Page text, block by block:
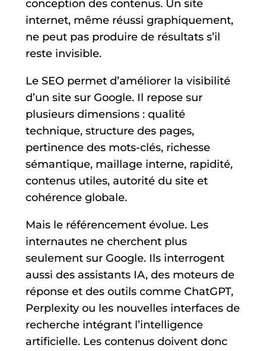
conception des contenus. Un site
internet, même réussi graphiquement,
ne peut pas produire de résultats s’il
reste invisible.
Le SEO permet d’améliorer la visibilité
d’un site sur Google. Il repose sur
plusieurs dimensions : qualité
technique, structure des pages,
pertinence des mots-clés, richesse
sémantique, maillage interne, rapidité,
contenus utiles, autorité du site et
cohérence globale.
Mais le référencement évolue. Les
internautes ne cherchent plus
seulement sur Google. Ils interrogent
aussi des assistants IA, des moteurs de
réponse et des outils comme ChatGPT,
Perplexity ou les nouvelles interfaces de
recherche intégrant l’intelligence
artificielle. Les contenus doivent donc